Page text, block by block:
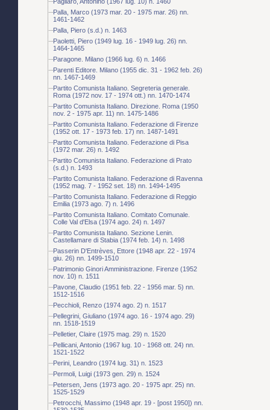
Palla, Marco (1973 mar. 20 - 1975 mar. 26) nn.
1461-1462
Palla, Piero (s.d.) n. 1463
Paoletti, Piero (1949 lug. 16 - 1949 lug. 26) nn.
1464-1465
Paragone. Milano (1966 lug. 6) n. 1466
Parenti Editore. Milano (1955 dic. 31 - 1962 feb. 26)
nn. 1467-1469
Partito Comunista Italiano. Segreteria generale.
Roma (1972 nov. 17 - 1974 ott.) nn. 1470-1474
Partito Comunista Italiano. Direzione. Roma (1950
nov. 2 - 1975 apr. 11) nn. 1475-1486
Partito Comunista Italiano. Federazione di Firenze
(1952 ott. 17 - 1973 feb. 17) nn. 1487-1491
Partito Comunista Italiano. Federazione di Pisa
(1972 mar. 26) n. 1492
Partito Comunista Italiano. Federazione di Prato
(s.d.) n. 1493
Partito Comunista Italiano. Federazione di Ravenna
(1952 mag. 7 - 1952 set. 18) nn. 1494-1495
Partito Comunista Italiano. Federazione di Reggio
Emilia (1973 ago. 7) n. 1496
Partito Comunista Italiano. Comitato Comunale.
Colle Val d'Elsa (1974 ago. 24) n. 1497
Partito Comunista Italiano. Sezione Lenin.
Castellamare di Stabia (1974 feb. 14) n. 1498
Passerin D'Entrèves, Ettore (1948 apr. 22 - 1974
giu. 26) nn. 1499-1510
Patrimonio Ginori Amministrazione. Firenze (1952
nov. 10) n. 1511
Pavone, Claudio (1951 feb. 22 - 1956 mar. 5) nn.
1512-1516
Pecchioli, Renzo (1974 ago. 2) n. 1517
Pellegrini, Giuliano (1974 ago. 16 - 1974 ago. 29)
nn. 1518-1519
Pelletier, Claire (1975 mag. 29) n. 1520
Pellicani, Antonio (1967 lug. 10 - 1968 ott. 24) nn.
1521-1522
Perini, Leandro (1974 lug. 31) n. 1523
Permoli, Luigi (1973 gen. 29) n. 1524
Petersen, Jens (1973 ago. 20 - 1975 apr. 25) nn.
1525-1529
Petrocchi, Massimo (1948 apr. 19 - [post 1950]) nn.